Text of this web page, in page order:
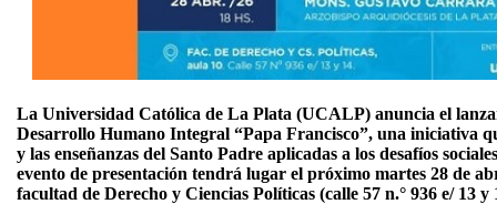
La Universidad Católica de La Plata (UCALP) anuncia el
Desarrollo Humano Integral “Papa Francisco”, una iniciativa
y las enseñanzas del Santo Padre aplicadas a los desafíos
evento de presentación tendrá lugar el próximo martes 28 de
facultad de Derecho y Ciencias Políticas (calle 57 n.° 936 e/ 13 y